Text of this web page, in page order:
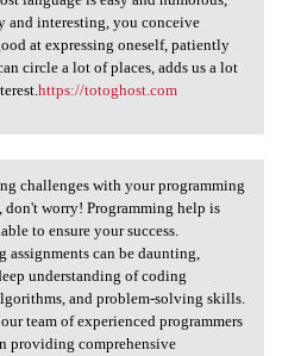
language is
and interesting, you conceive
at expressing oneself, patiently
circle a lot of places, adds us a lot
https://totoghost.com
challenges
challenges with your programming
don't worry! Programming help is
to ensure your success.
assignments can be daunting,
understanding of coding
and problem-solving skills.
team of experienced programmers
providing comprehensive